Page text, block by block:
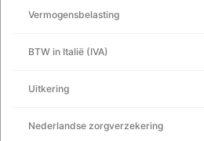
Vermogensbelasting
BTW in Italië (IVA)
Uitkering
Nederlandse zorgverzekering